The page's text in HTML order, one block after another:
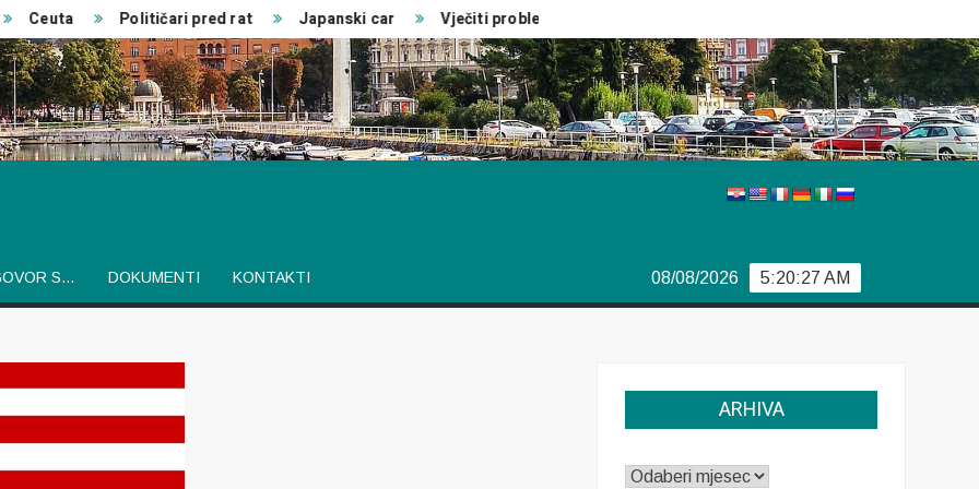
Ceuta Političari pred rat Japanski car Vječiti problemi Boeinga
S… DOKUMENTI KONTAKTI 5:20:27 AM
08/08/2026
ARHIVA
ARHIVA